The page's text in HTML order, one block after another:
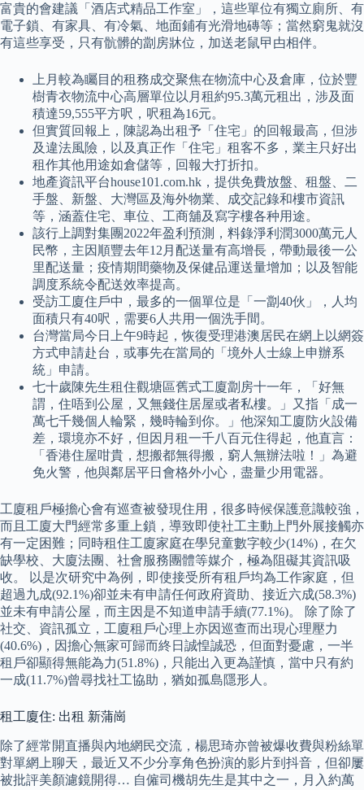
富貴的會建議「酒店式精品工作室」，這些單位有獨立廁所、有
電子鎖、有家具、有冷氣、地面鋪有光滑地磚等；當然窮鬼就沒
有這些享受，只有骯髒的劏房牀位，加送老鼠曱甴相伴。
上月較為矚目的租務成交聚焦在物流中心及倉庫，位於豐
樹青衣物流中心高層單位以月租約95.3萬元租出，涉及面
積達59,555平方呎，呎租為16元。
但實質回報上，陳認為出租予「住宅」的回報最高，但涉
及違法風險，以及真正作「住宅」租客不多，業主只好出
租作其他用途如倉儲等，回報大打折扣。
地產資訊平台house101.com.hk，提供免費放盤、租盤、二
手盤、新盤、大灣區及海外物業、成交記錄和樓市資訊
等，涵蓋住宅、車位、工商舖及寫字樓各种用途。
該行上調對集團2022年盈利預測，料錄淨利潤3000萬元人
民幣，主因順豐去年12月配送量有高增長，帶動最後一公
里配送量；疫情期間藥物及保健品運送量增加；以及智能
調度系統令配送效率提高。
受訪工廈住戶中，最多的一個單位是「一劏40伙」，人均
面積只有40呎，需要6人共用一個洗手間。
台灣當局今日上午9時起，恢復受理港澳居民在網上以網簽
方式申請赴台，或事先在當局的「境外人士線上申辦系
統」申請。
七十歲陳先生租住觀塘區舊式工廈劏房十一年，「好無
謂，住唔到公屋，又無錢住居屋或者私樓。」又指「成一
萬七千幾個人輪緊，幾時輪到你。」他深知工廈防火設備
差，環境亦不好，但因月租一千八百元住得起，他直言：
「香港住屋咁貴，想搬都無得搬，窮人無辦法啦！」為避
免火警，他與鄰居平日會格外小心，盡量少用電器。
工廈租戶極擔心會有巡查被發現住用，很多時候保護意識較強，
而且工廈大門經常多重上鎖，導致即使社工主動上門外展接觸亦
有一定困難；同時租住工廈家庭在學兒童數字較少(14%)，在欠
缺學校、大廈法團、社會服務團體等媒介，極為阻礙其資訊吸
收。 以是次研究中為例，即使接受所有租戶均為工作家庭，但
超過九成(92.1%)卻並未有申請任何政府資助、接近六成(58.3%)
並未有申請公屋，而主因是不知道申請手續(77.1%)。 除了除了
社交、資訊孤立，工廈租戶心理上亦因巡查而出現心理壓力
(40.6%)，因擔心無家可歸而終日誠惶誠恐，但面對憂慮，一半
租戶卻顯得無能為力(51.8%)，只能出入更為謹慎，當中只有約
一成(11.7%)曾尋找社工協助，猶如孤島隱形人。
租工廈住: 出租 新蒲崗
除了經常開直播與內地網民交流，楊思琦亦曾被爆收費與粉絲單
對單網上聊天，最近又不少分享角色扮演的影片到抖音，但卻屢
被批評美顏濾鏡開得… 自僱司機胡先生是其中之一，月入約萬